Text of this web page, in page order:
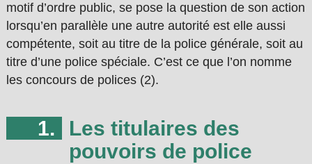
motif d’ordre public, se pose la question de son action
lorsqu’en parallèle une autre autorité est elle aussi
compétente, soit au titre de la police générale, soit au
titre d’une police spéciale. C’est ce que l’on nomme
les concours de polices (2).
Les titulaires des
pouvoirs de police